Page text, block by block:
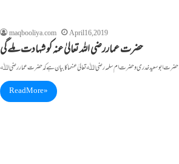
maqbooliya.com April 16, 2019
حضرت عماررضی اللہ تعالیٰ عنہ کو شہادت ملے گی
Read More »